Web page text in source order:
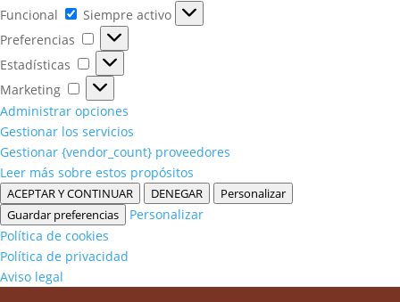
Funcional
Funcional
Siempre activo
Preferencias
Preferencias
Estadísticas
Estadísticas
Marketing
Marketing
Administrar opciones
Gestionar los servicios
Gestionar {vendor_count} proveedores
Leer más sobre estos propósitos
ACEPTAR Y CONTINUAR DENEGAR
Personalizar
Guardar preferencias
Personalizar
Política de cookies
Política de privacidad
Aviso legal